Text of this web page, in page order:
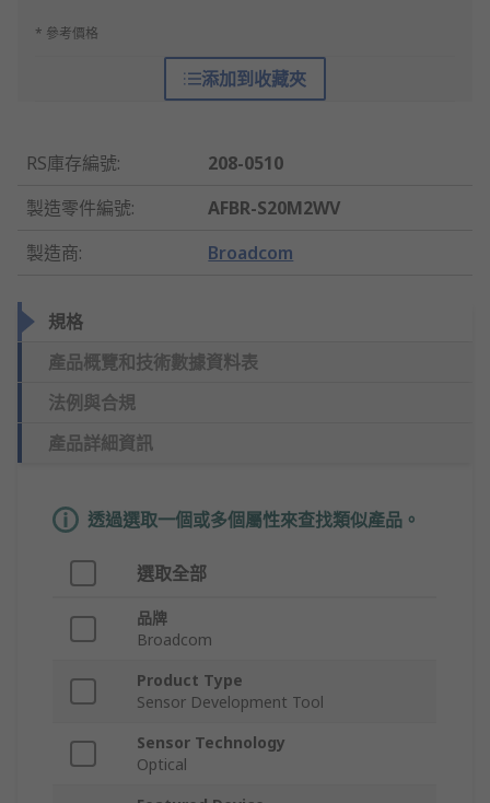
* 參考價格
添加到收藏夾
RS庫存編號:
208-0510
製造零件編號:
AFBR-S20M2WV
製造商: Broadcom
規格
產品概覽和技術數據資料表
法例與合規
產品詳細資訊
透過選取一個或多個屬性來查找類似產品。
選取全部
品牌
Broadcom
Product Type
Sensor Development Tool
Sensor Technology
Optical